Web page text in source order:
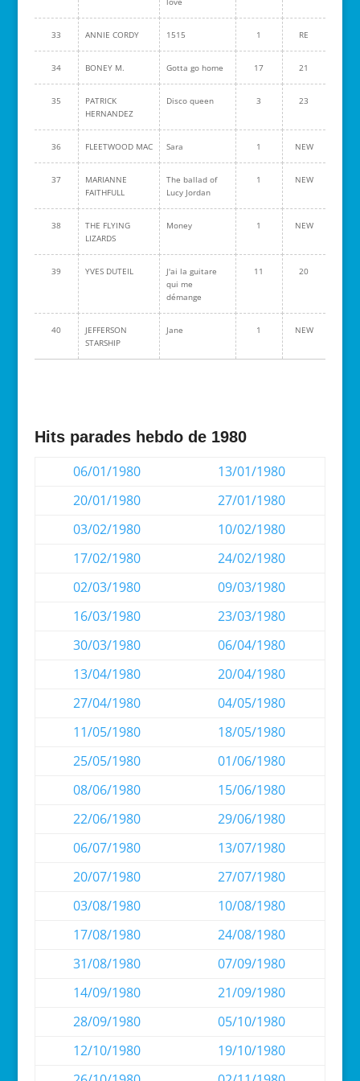
33 ANNIE CORDY 1515 1 RE
34 BONEY M. Gotta go home 17 21
35
PATRICK
HERNANDEZ
Disco queen 3 23
36 FLEETWOOD MAC Sara 1 NEW
37
MARIANNE
FAITHFULL
The ballad of
Lucy Jordan
1 NEW
38
THE FLYING
LIZARDS
Money 1 NEW
39 YVES DUTEIL
J'ai la guitare
qui me
démange
11 20
40
JEFFERSON
STARSHIP
Jane 1 NEW
Hits parades hebdo de 1980
06/01/1980
13/01/1980
20/01/1980
27/01/1980
03/02/1980
10/02/1980
17/02/1980
24/02/1980
02/03/1980
09/03/1980
16/03/1980
23/03/1980
30/03/1980
06/04/1980
13/04/1980
20/04/1980
27/04/1980
04/05/1980
11/05/1980
18/05/1980
25/05/1980
01/06/1980
08/06/1980
15/06/1980
22/06/1980
29/06/1980
06/07/1980
13/07/1980
20/07/1980
27/07/1980
03/08/1980
10/08/1980
17/08/1980
24/08/1980
31/08/1980
07/09/1980
14/09/1980
21/09/1980
28/09/1980
05/10/1980
12/10/1980
19/10/1980